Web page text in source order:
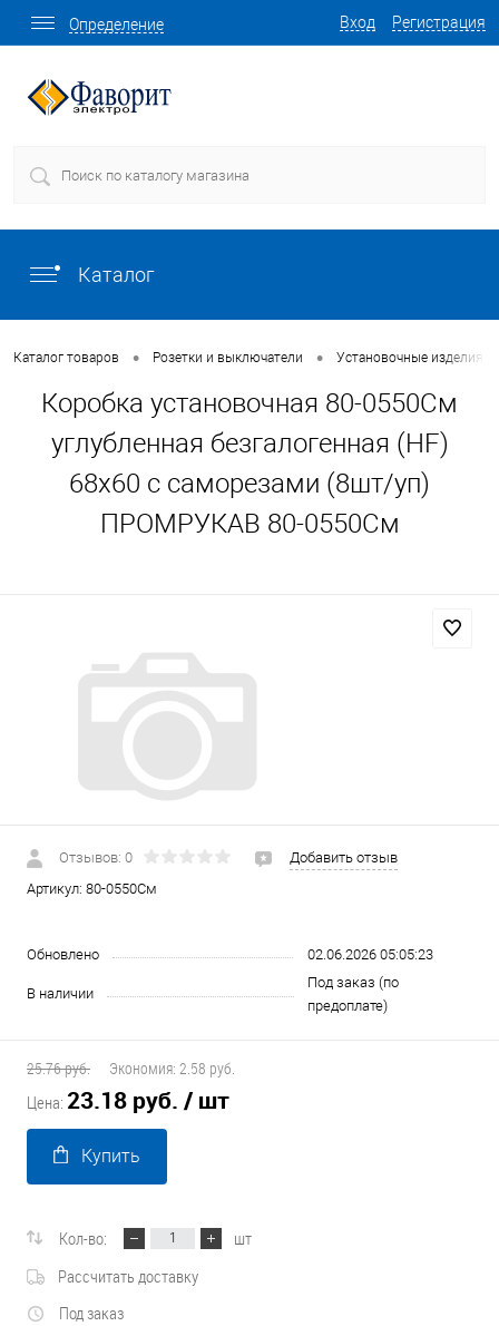
Вход Регистрация
Определение
Каталог
Каталог товаров • Розетки и выключатели • Установочные изделия
Коробка установочная 80-0550См
углубленная безгалогенная (HF)
68х60 с саморезами (8шт/уп)
ПРОМРУКАВ 80-0550См
Отзывов: 0
Добавить отзыв
Артикул: 80-0550См
Обновлено 02.06.2026 05:05:23
В наличии
Под заказ (по
предоплате)
25.76 руб. Экономия: 2.58 руб.
Цена: 23.18 руб. / шт
Купить
Кол-во:
шт
Рассчитать доставку
Под заказ